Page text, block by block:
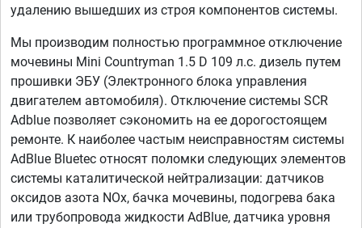
удалению вышедших из строя компонентов системы.
Мы производим полностью программное отключение
мочевины Mini Countryman 1.5 D 109 л.с. дизель путем
прошивки ЭБУ (Электронного блока управления
двигателем автомобиля). Отключение системы SCR
Adblue позволяет сэкономить на ее дорогостоящем
ремонте. К наиболее частым неисправностям системы
AdBlue Bluetec относят поломки следующих элементов
системы каталитической нейтрализации: датчиков
оксидов азота NOx, бачка мочевины, подогрева бака
или трубопровода жидкости AdBlue, датчика уровня